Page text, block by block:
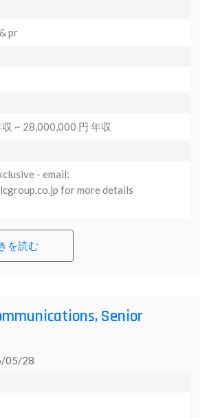
pr
~ 28,000,000 円 年収
- email:
for more details
を読む
Senior
05/28